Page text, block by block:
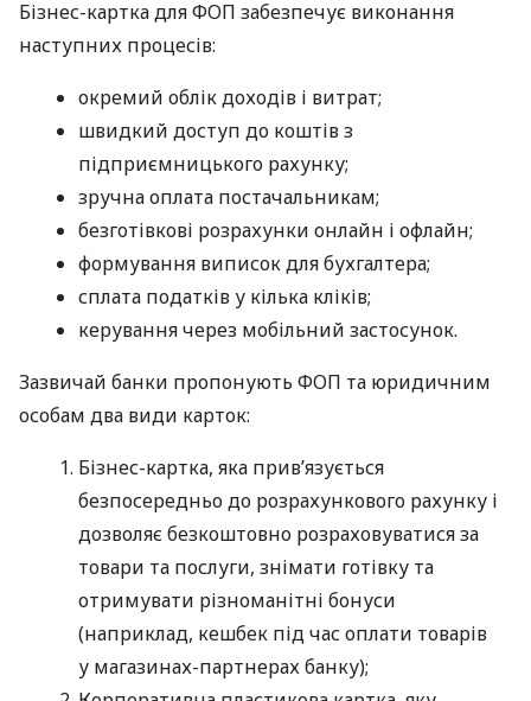
Бізнес-картка для ФОП забезпечує виконання
наступних процесів:
окремий облік доходів і витрат;
швидкий доступ до коштів з
підприємницького рахунку;
зручна оплата постачальникам;
безготівкові розрахунки онлайн і офлайн;
формування виписок для бухгалтера;
сплата податків у кілька кліків;
керування через мобільний застосунок.
Зазвичай банки пропонують ФОП та юридичним
особам два види карток:
Бізнес-картка, яка прив’язується
безпосередньо до розрахункового рахунку і
дозволяє безкоштовно розраховуватися за
товари та послуги, знімати готівку та
отримувати різноманітні бонуси
(наприклад, кешбек під час оплати товарів
у магазинах-партнерах банку);